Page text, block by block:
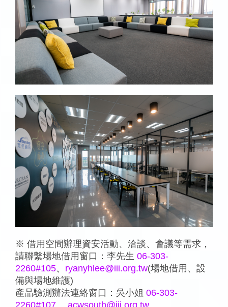
※ 借用空間辦理資安活動、洽談、會議等需求，
請聯繫場地借用窗口：李先生 06-303-
2260#105、 ryanyhlee@iii.org.tw(場地借用、設
備與場地維護)
產品驗測辦法連絡窗口：吳小姐 06-303-